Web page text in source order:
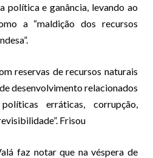
política e ganância, levando ao
a “maldição dos recursos
reservas de recursos naturais
desenvolvimento relacionados
erráticas, corrupção,
Frisou
faz notar que na véspera de